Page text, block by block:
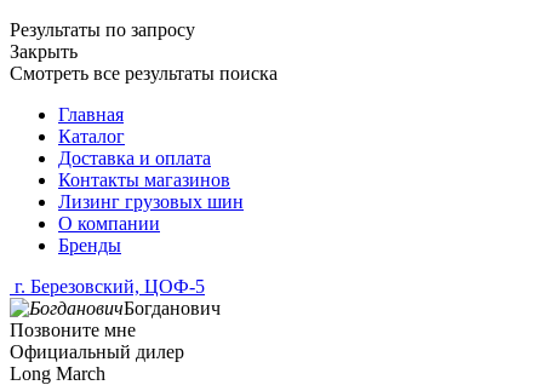
Результаты по запросу
Закрыть
Смотреть все результаты поиска
Главная
Каталог
Доставка и оплата
Контакты магазинов
Лизинг грузовых шин
О компании
Бренды
г. Березовский, ЦОФ-5
Богданович
Позвоните мне
Официальный дилер
Long March